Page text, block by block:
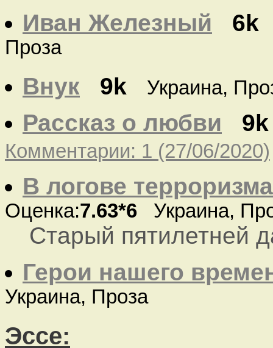
Иван Железный
6k
Проза
Внук
9k Украина,
Рассказ о любви 9k
Комментарии: 1 (27/06/2020)
В логове
Оценка:7.63*6 Украина,
Старый пятилетней
Герои нашего
Украина, Проза
Эссе: